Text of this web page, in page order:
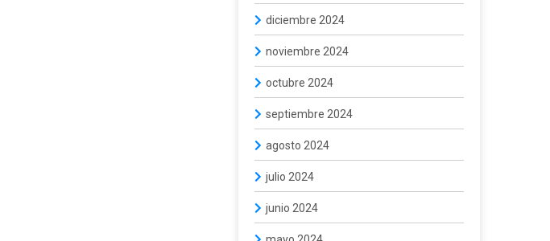
diciembre 2024
noviembre 2024
octubre 2024
septiembre 2024
agosto 2024
julio 2024
junio 2024